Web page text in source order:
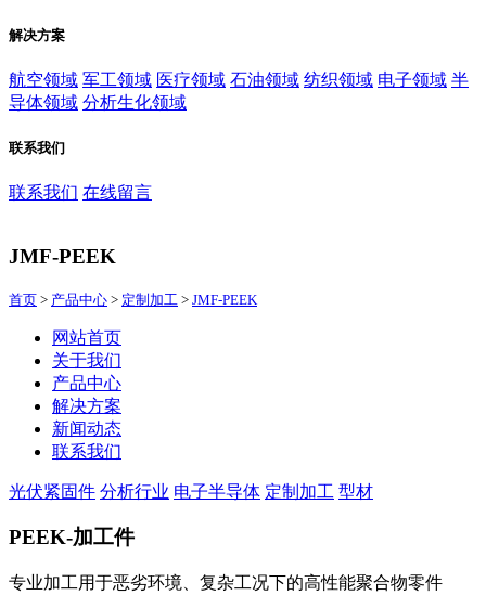
解决方案
航空领域 军工领域 医疗领域 石油领域 纺织领域 电子领域 半
导体领域 分析生化领域
联系我们
联系我们 在线留言
JMF-PEEK
首页 > 产品中心 > 定制加工 > JMF-PEEK
网站首页
关于我们
产品中心
解决方案
新闻动态
联系我们
光伏紧固件 分析行业 电子半导体 定制加工 型材
PEEK-加工件
专业加工用于恶劣环境、复杂工况下的高性能聚合物零件